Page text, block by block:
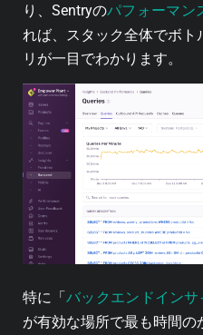
り、Sentryのパフォーマン
れば、スタック全体でボ
リが一目でわかります。
特に「バックエンドインサ
が有効な場所で最も時間